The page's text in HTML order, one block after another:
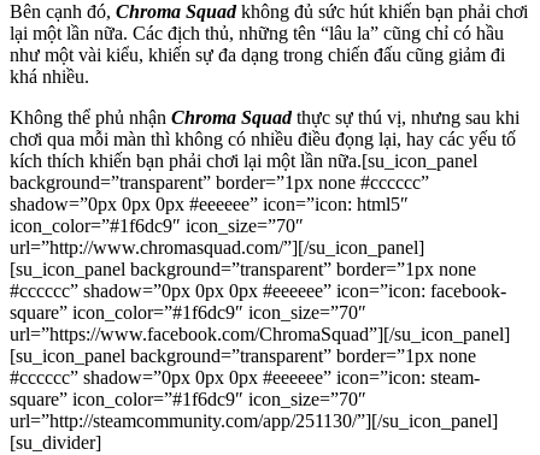
Bên cạnh đó, Chroma Squadkhông đủ sức hút khiến bạn phải chơi
lại một lần nữa. Các địch thủ, những tên “lâu la” cũng chỉ có hầu
như một vài kiểu, khiến sự đa dạng trong chiến đấu cũng giảm đi
khá nhiều.
Không thể phủ nhận Chroma Squadthực sự thú vị, nhưng sau khi
chơi qua mỗi màn thì không có nhiều điều đọng lại, hay các yếu tố
kích thích khiến bạn phải chơi lại một lần nữa.[su_icon_panel
background=”transparent” border=”1px none #cccccc”
shadow=”0px 0px 0px #eeeeee” icon=”icon: html5″
icon_color=”#1f6dc9″ icon_size=”70″
url=”http://www.chromasquad.com/”][/su_icon_panel]
[su_icon_panel background=”transparent” border=”1px none
#cccccc” shadow=”0px 0px 0px #eeeeee” icon=”icon: facebook-
square” icon_color=”#1f6dc9″ icon_size=”70″
url=”https://www.facebook.com/ChromaSquad”][/su_icon_panel]
[su_icon_panel background=”transparent” border=”1px none
#cccccc” shadow=”0px 0px 0px #eeeeee” icon=”icon: steam-
square” icon_color=”#1f6dc9″ icon_size=”70″
url=”http://steamcommunity.com/app/251130/”][/su_icon_panel]
[su_divider]